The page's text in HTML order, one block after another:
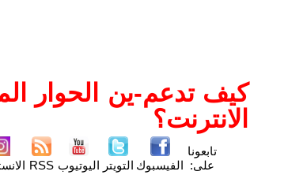
كيف تدعم-ين الحوار
الانترنت؟
تابعونا
على: الفيسبوك التويتر اليوتيوب RSS